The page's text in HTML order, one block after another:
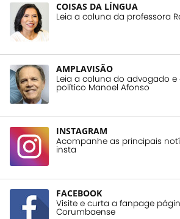
COISAS DA LÍNGUA
Leia a coluna da professora
AMPLAVISÃO
Leia a coluna do advogado
político Manoel Afonso
INSTAGRAM
Acompanhe as principais
insta
FACEBOOK
Visite e curta a fanpage
Corumbaense